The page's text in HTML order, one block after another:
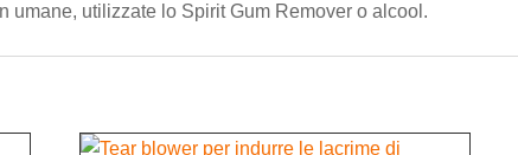
umane, utilizzate lo Spirit Gum Remover o alcool.